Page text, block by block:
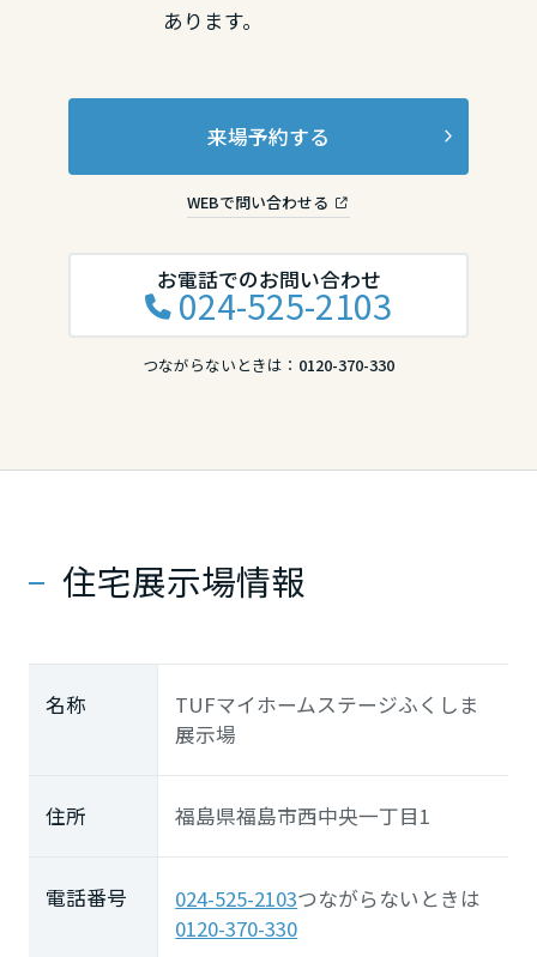
あります。
来場予約する
WEBで問い合わせる
お電話でのお問い合わせ
024-525-2103
つながらないときは： 0120-370-330
住宅展示場情報
名称
TUFマイホームステージふくしま
展示場
住所 福島県福島市西中央一丁目1
電話番号 024-525-2103つながらないときは
0120-370-330